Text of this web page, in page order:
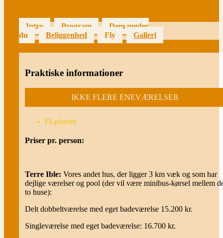
Intro Program
Dem møder
du
Beliggenhed Fly Galleri
Praktiske informationer
IKKE FLERE ENEVÆRELSER
Få pladser
Priser pr. person:
Terre Ible: Vores andet hus, der ligger 3 km væk og som har
dejlige værelser og pool (der vil være minibus-kørsel mellem
to huse):
Delt dobbeltværelse med eget badeværelse 15.200 kr.
Singleværelse med eget badeværelse: 16.700 kr.